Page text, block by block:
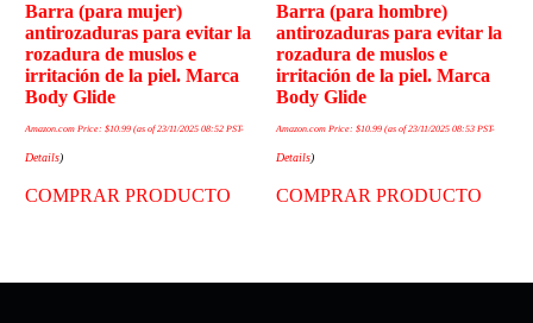
Barra (para mujer)
antirozaduras para evitar la
rozadura de muslos e
irritación de la piel. Marca
Body Glide
Amazon.com Price:$10.99 (as of 23/11/2025 08:52 PST-
Details)
COMPRAR PRODUCTO
Barra (para hombre)
antirozaduras para evitar la
rozadura de muslos e
irritación de la piel. Marca
Body Glide
Amazon.com Price:$10.99 (as of 23/11/2025 08:53 PST-
Details)
COMPRAR PRODUCTO